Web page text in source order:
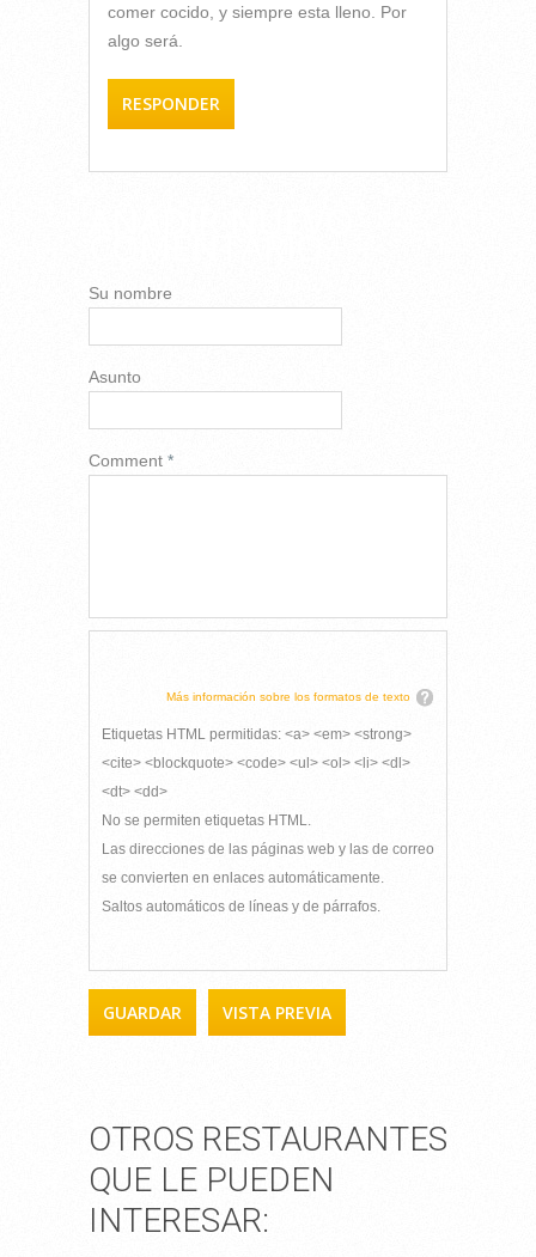
comer cocido, y siempre esta lleno. Por
algo será.
RESPONDER
Su nombre
Asunto
Comment *
Más información sobre los formatos de texto
Etiquetas HTML permitidas: <a> <em> <strong>
<cite> <blockquote> <code> <ul> <ol> <li> <dl>
<dt> <dd>
No se permiten etiquetas HTML.
Las direcciones de las páginas web y las de correo
se convierten en enlaces automáticamente.
Saltos automáticos de líneas y de párrafos.
OTROS RESTAURANTES
QUE LE PUEDEN
INTERESAR: